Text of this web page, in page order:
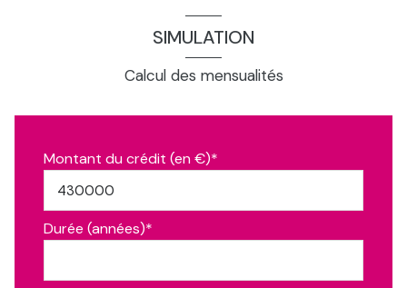
SIMULATION
Calcul des mensualités
Montant du crédit (en €)*
Durée (années)*